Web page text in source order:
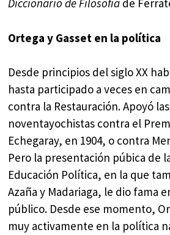
Diccionario de Filosofía de
Ortega y Gasset en la política
Desde principios del siglo XX
hasta participado a veces en
contra la Restauración. Apoyó
noventayochistas contra el
Echegaray, en 1904, o contra
Pero la presentación púbica de
Educación Política, en la que
Azaña y Madariaga, le dio fama
público. Desde ese momento,
muy activamente en la política